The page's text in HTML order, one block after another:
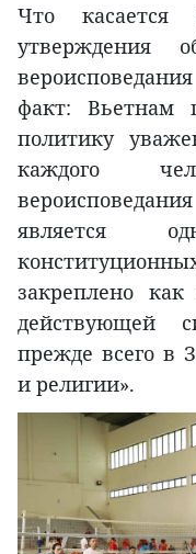
Что касается
утверждения
факт: Вьетнам
политику
каждого
является
закреплено
действующей
прежде всего в
и религии».